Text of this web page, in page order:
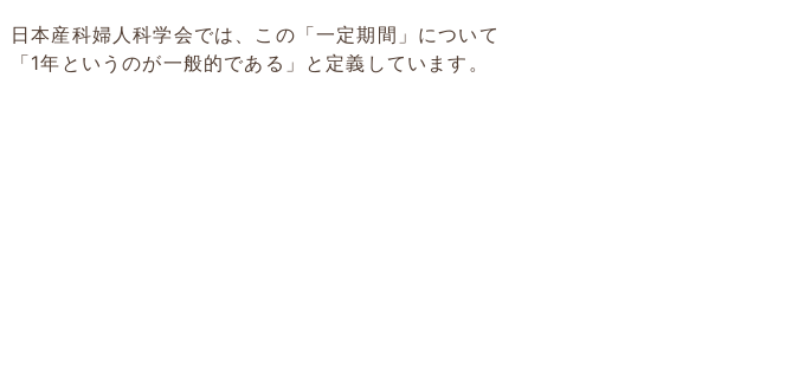
日本産科婦人科学会では、この「一定期間」について
「1年というのが一般的である」と定義しています。